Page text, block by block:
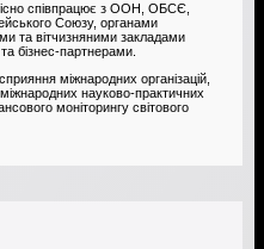
співпрацює з ООН, ОБСЄ,
Союзу, органами
та вітчизняними закладами
бізнес-партнерами.
міжнародних організацій,
науково-практичних
моніторингу світового